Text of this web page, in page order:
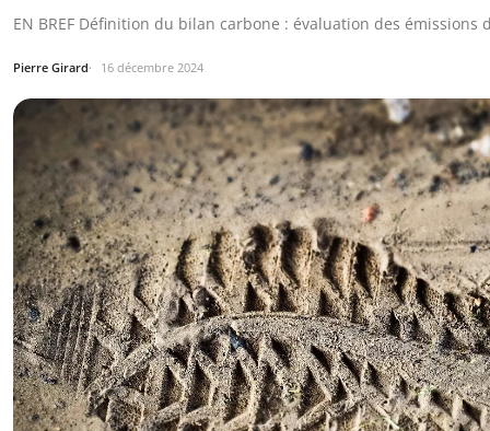
EN BREF Définition du bilan carbone : évaluation des émissions
Pierre Girard 16 décembre 2024